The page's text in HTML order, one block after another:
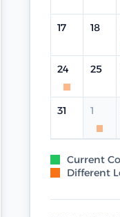
17 18
24 25
31 1
Current
Different